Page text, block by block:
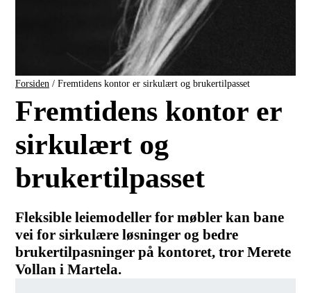
Forsiden / Fremtidens kontor er sirkulært og brukertilpasset
Fremtidens kontor er
sirkulært og
brukertilpasset
Fleksible leiemodeller for møbler kan bane
vei for sirkulære løsninger og bedre
brukertilpasninger på kontoret, tror Merete
Vollan i Martela.